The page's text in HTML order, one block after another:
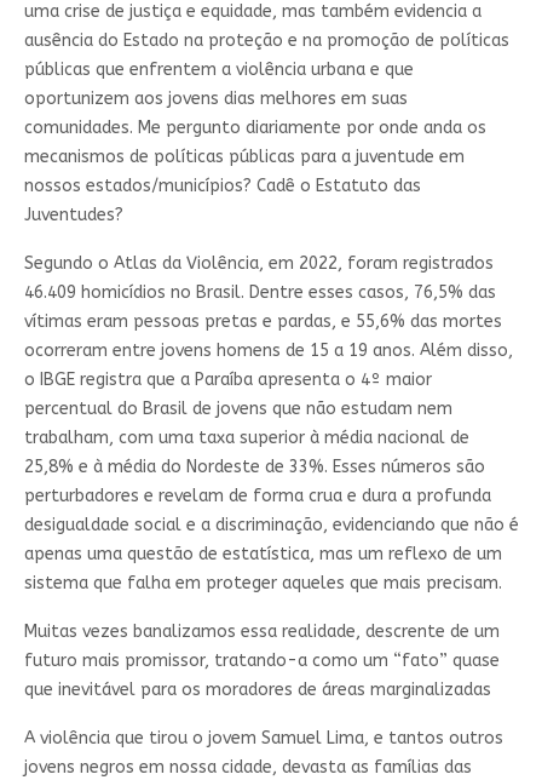
uma crise de justiça e equidade, mas também evidencia a
ausência do Estado na proteção e na promoção de políticas
públicas que enfrentem a violência urbana e que
oportunizem aos jovens dias melhores em suas
comunidades. Me pergunto diariamente por onde anda os
mecanismos de políticas públicas para a juventude em
nossos estados/municípios? Cadê o Estatuto das
Juventudes?
Segundo o Atlas da Violência, em 2022, foram registrados
46.409 homicídios no Brasil. Dentre esses casos, 76,5% das
vítimas eram pessoas pretas e pardas, e 55,6% das mortes
ocorreram entre jovens homens de 15 a 19 anos. Além disso,
o IBGE registra que a Paraíba apresenta o 4º maior
percentual do Brasil de jovens que não estudam nem
trabalham, com uma taxa superior à média nacional de
25,8% e à média do Nordeste de 33%. Esses números são
perturbadores e revelam de forma crua e dura a profunda
desigualdade social e a discriminação, evidenciando que não é
apenas uma questão de estatística, mas um reflexo de um
sistema que falha em proteger aqueles que mais precisam.
Muitas vezes banalizamos essa realidade, descrente de um
futuro mais promissor, tratando-a como um “fato” quase
que inevitável para os moradores de áreas marginalizadas
A violência que tirou o jovem Samuel Lima, e tantos outros
jovens negros em nossa cidade, devasta as famílias das